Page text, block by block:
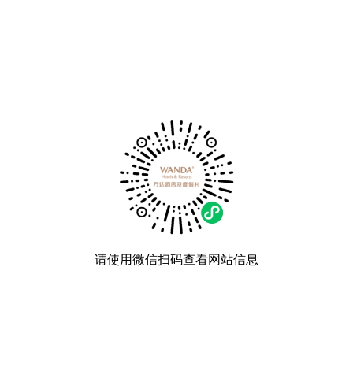
请使用微信扫码查看网站信息